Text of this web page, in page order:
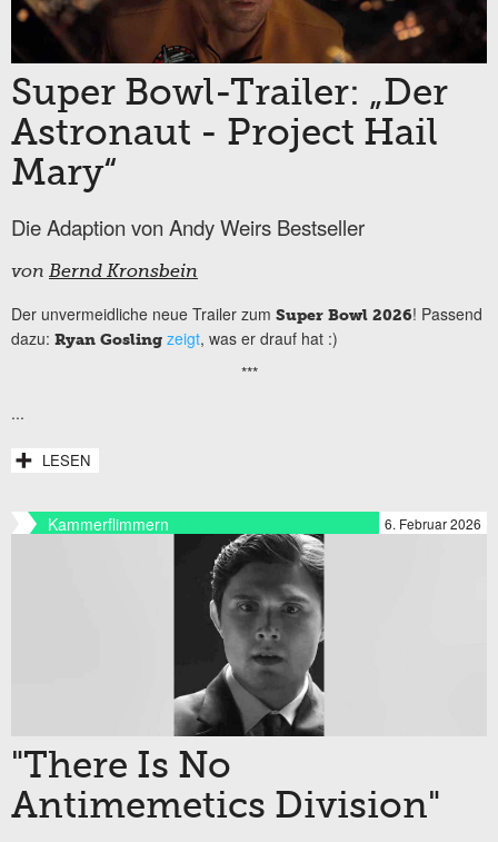
Super Bowl-Trailer: „Der
Astronaut - Project Hail
Mary“
Die Adaption von Andy Weirs Bestseller
von Bernd Kronsbein
Der unvermeidliche neue Trailer zum Super Bowl 2026! Passend
dazu: Ryan Gosling zeigt, was er drauf hat :)
***
...
LESEN
Kammerflimmern 6. Februar 2026
"There Is No
Antimemetics Division"